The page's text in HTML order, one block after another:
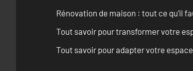
Rénovation de maison : tout ce qu’il
Tout savoir pour transformer votre
Tout savoir pour adapter votre